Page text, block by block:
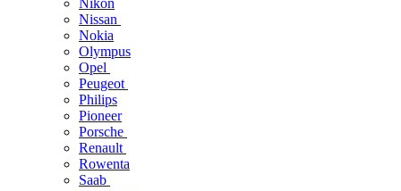
Nikon
Nissan
Nokia
Olympus
Opel
Peugeot
Philips
Pioneer
Porsche
Renault
Rowenta
Saab